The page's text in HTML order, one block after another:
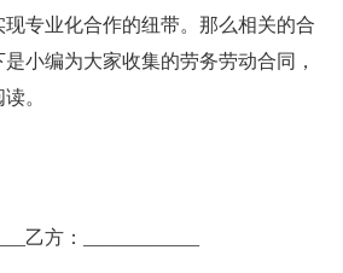
专业化合作的纽带。那么相关的合
小编为大家收集的劳务劳动合同，
。
乙方：____________